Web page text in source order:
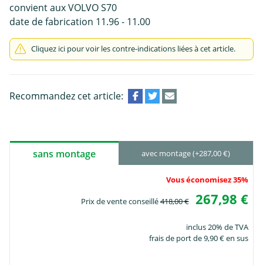
convient aux VOLVO S70
date de fabrication 11.96 - 11.00
Cliquez ici pour voir les contre-indications liées à cet article.
Recommandez cet article:
sans montage avec montage (+287,00 €)
Vous économisez 35%
Prix de vente conseillé418,00 € 267,98 €
inclus 20% de TVA
frais de port de 9,90 € en sus